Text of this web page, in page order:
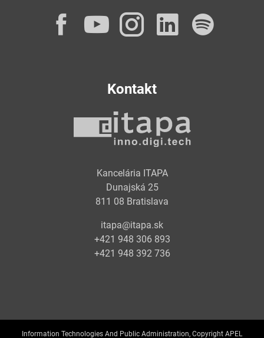
Facebook
YouTube
Instagram
Kontakt
Kancelária ITAPA
Dunajská 25
811 08 Bratislava
itapa@itapa.sk
+421 948 306 893
+421 948 392 736
Information Technologies And Public Administration, Copyright APEL